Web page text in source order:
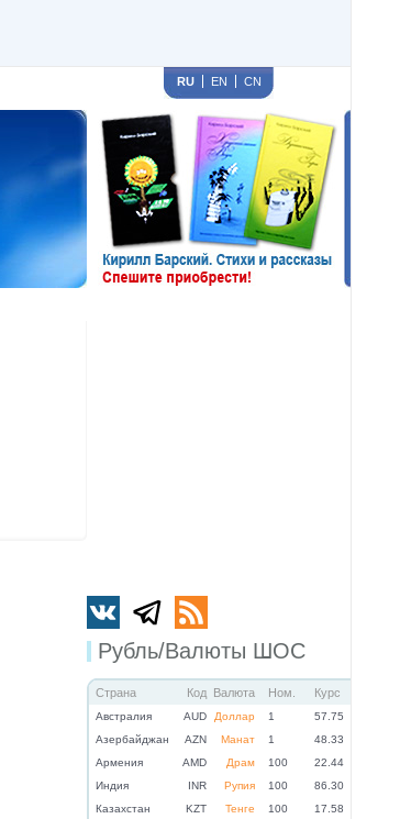
RU EN CN
Рубль/Валюты ШОС
Страна Код Валюта Ном. Курс
Австралия AUD Доллар 1
57.75
Азербайджан
AZN Манат 1
48.33
Армения
AMD Драм 100
22.44
Индия
INR Рупия 100
86.30
Казахстан
KZT Тенге 100
17.58